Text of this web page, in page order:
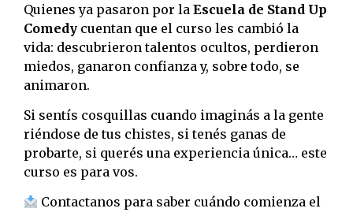
Quienes ya pasaron por la Escuela de Stand Up
Comedy cuentan que el curso les cambió la
vida: descubrieron talentos ocultos, perdieron
miedos, ganaron confianza y, sobre todo, se
animaron.
Si sentís cosquillas cuando imaginás a la gente
riéndose de tus chistes, si tenés ganas de
probarte, si querés una experiencia única… este
curso es para vos.
Contactanos para saber cuándo comienza el